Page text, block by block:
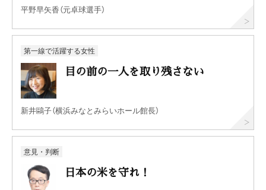
平野早矢香（元卓球選手）
第一線で活躍する女性
目の前の一人を取り残さない
新井鷗子（横浜みなとみらいホール館長）
意見・判断
日本の米を守れ！